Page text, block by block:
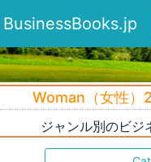
BusinessBooks.jp
Woman（女性）
ジャンル別のビジ